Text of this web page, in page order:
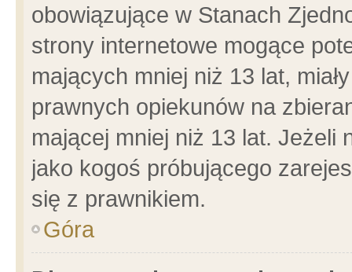
obowiązujące w Stanach
strony internetowe mogące
mających mniej niż 13 lat,
prawnych opiekunów na
mającej mniej niż 13 lat. Jeżeli
jako kogoś próbującego
się z prawnikiem.
Góra